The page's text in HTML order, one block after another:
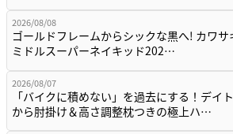
2026/08/08
ゴールドフレームからシックな黒へ! カワサ
ミドルスーパーネイキッド202…
2026/08/07
「バイクに積めない」を過去にする！デイ
から肘掛け＆高さ調整枕つきの極上ハ…